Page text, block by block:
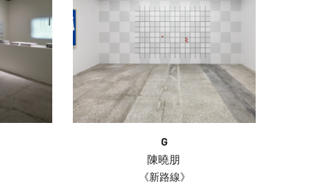
G
陳曉朋
《新路線》